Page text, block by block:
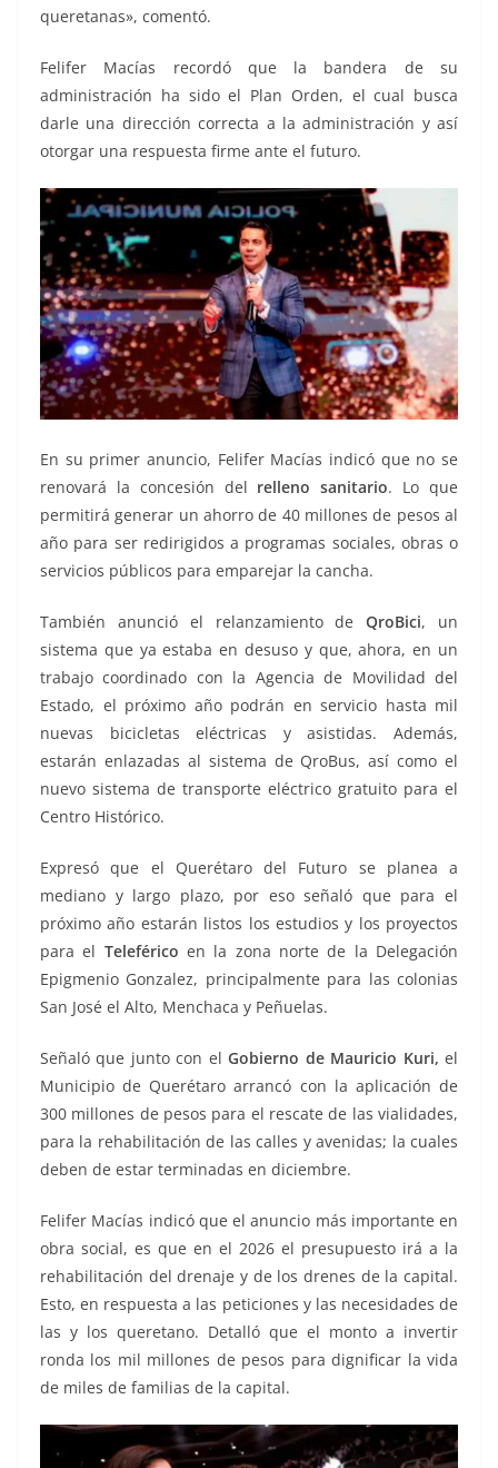
queretanas», comentó.
Felifer Macías recordó que la bandera de su
administración ha sido el Plan Orden, el cual busca
darle una dirección correcta a la administración y así
otorgar una respuesta firme ante el futuro.
En su primer anuncio, Felifer Macías indicó que no se
renovará la concesión del relleno sanitario. Lo que
permitirá generar un ahorro de 40 millones de pesos al
año para ser redirigidos a programas sociales, obras o
servicios públicos para emparejar la cancha.
También anunció el relanzamiento deQroBici, un
sistema que ya estaba en desuso y que, ahora, en un
trabajo coordinado con la Agencia de Movilidad del
Estado, el próximo año podrán en servicio hasta mil
nuevas bicicletas eléctricas y asistidas. Además,
estarán enlazadas al sistema de QroBus, así como el
nuevo sistema de transporte eléctrico gratuito para el
Centro Histórico.
Expresó que el Querétaro del Futuro se planea a
mediano y largo plazo, por eso señaló que para el
próximo año estarán listos los estudios y los proyectos
para el Teleférico en la zona norte de la Delegación
Epigmenio Gonzalez, principalmente para las colonias
San José el Alto, Menchaca y Peñuelas.
Señaló que junto con elGobierno de Mauricio Kuri, el
Municipio de Querétaro arrancó con la aplicación de
300 millones de pesos para el rescate de las vialidades,
para la rehabilitación de las calles y avenidas; la cuales
deben de estar terminadas en diciembre.
Felifer Macías indicó que el anuncio más importante en
obra social, es que en el 2026 el presupuesto irá a la
rehabilitación del drenaje y de los drenes de la capital.
Esto, en respuesta a las peticiones y las necesidades de
las y los queretano. Detalló que el monto a invertir
ronda los mil millones de pesos para dignificar la vida
de miles de familias de la capital.